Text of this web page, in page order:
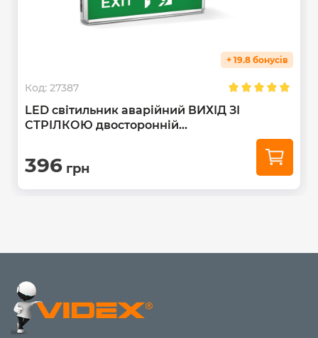
Всі роботи по підключенню повинні здійснюватися
тільки кваліфікованими фахівцями
електроустановок споживачів і після ознайомлення з
+ 19.8 бонусів
Код: 27387
LED світильник аварійний ВИХІД ЗІ
СТРІЛКОЮ двосторонній...
396 грн